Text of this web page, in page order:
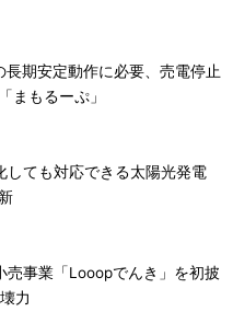
期安定動作に必要、売電停止
まもるーぷ」
しても対応できる太陽光発電
売事業「Looopでんき」を初披
力